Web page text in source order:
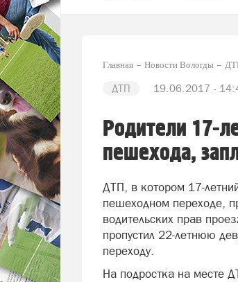
Главная Новости Вологды
ДТП 19.06.2017 -
Родители 17-
пешехода,
ДТП, в котором 17-
пешеходном переходе,
водительских прав
пропустил 22-летнюю
переходу.
На подростка на месте